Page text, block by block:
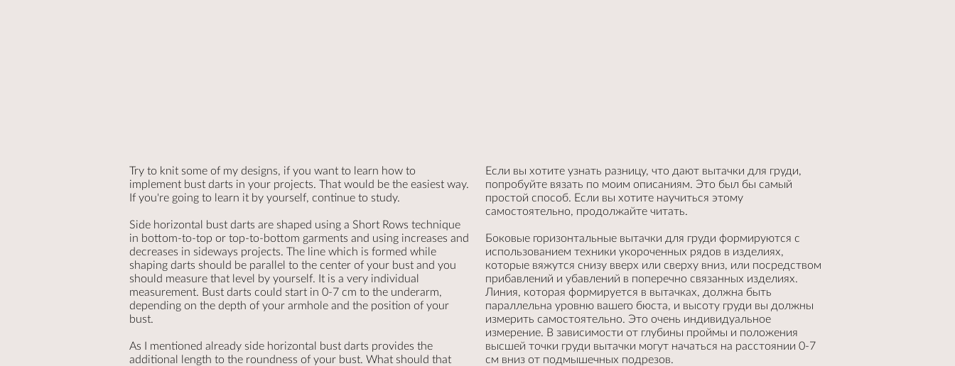
Try to knit some of my designs, if you want to learn how to
implement bust darts in your projects. That would be the easiest way.
If you're going to learn it by yourself, continue to study.
Side horizontal bust darts are shaped using a Short Rows technique
in bottom-to-top or top-to-bottom garments and using increases and
decreases in sideways projects. The line which is formed while
shaping darts should be parallel to the center of your bust and you
should measure that level by yourself. It is a very individual
measurement. Bust darts could start in 0-7 cm to the underarm,
depending on the depth of your armhole and the position of your
bust.
As I mentioned already side horizontal bust darts provides the
additional length to the roundness of your bust. What should that
Если вы хотите узнать разницу, что дают вытачки для груди,
попробуйте вязать по моим описаниям. Это был бы самый
простой способ. Если вы хотите научиться этому
самостоятельно, продолжайте читать.
Боковые горизонтальные вытачки для груди формируются с
использованием техники укороченных рядов в изделиях,
которые вяжутся снизу вверх или сверху вниз, или посредством
прибавлений и убавлений в поперечно связанных изделиях.
Линия, которая формируется в вытачках, должна быть
параллельна уровню вашего бюста, и высоту груди вы должны
измерить самостоятельно. Это очень индивидуальное
измерение. В зависимости от глубины проймы и положения
высшей точки груди вытачки могут начаться на расстоянии 0-7
см вниз от подмышечных подрезов.